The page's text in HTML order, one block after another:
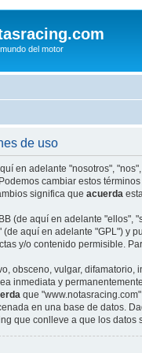
del motor
de uso
en adelante "nosotros",
cambiar estos
significa que acuerda
(de aquí en adelante "ellos",
(de aquí en adelante "GPL") y
y/o contenido permisible.
obsceno, vulgar,
inmediata y
que
en una base de datos.
que conlleve a que los datos